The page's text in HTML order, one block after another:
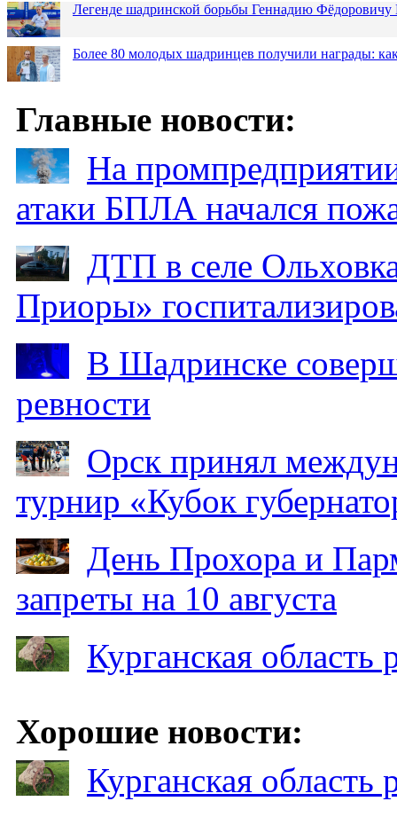
Легенде шадринской борьбы Геннадию Фёдоровичу
Более 80 молодых шадринцев получили награды:
Главные новости:
На
атаки БПЛА начался
ДТП в селе
Приоры»
В Шадринске
ревности
Орск принял
турнир «Кубок
День Прохора и
запреты на 10 августа
Курганская
Хорошие новости:
Курганская